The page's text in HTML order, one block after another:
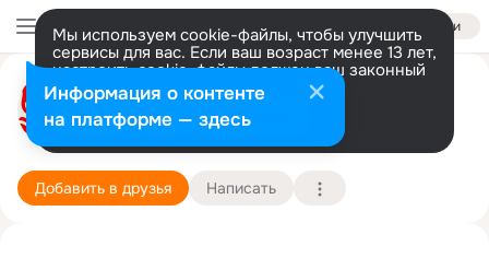
Войти
Мы используем cookie-файлы, чтобы улучшить
сервисы для вас. Если ваш возраст менее 13 лет,
настроить cookie-файлы должен ваш законный
представитель. Больше информации
Разрешить все Настроить
Макс Рязанов☀️7488
г. Каменск-Шахтинский
Подробнее
Добавить в друзья Написать
Информация о контенте
на платформе — здесь